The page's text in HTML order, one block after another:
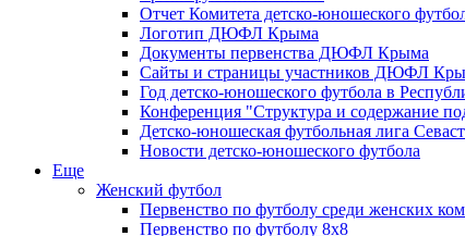
Отчет Комитета детско-юношеского
Логотип ДЮФЛ Крыма
Документы первенства ДЮФЛ Крыма
Сайты и страницы участников ДЮФЛ
Год детско-юношеского футбола в
Конференция "Структура и содержание
Детско-юношеская футбольная лига
Новости детско-юношеского футбола
Еще
Женский футбол
Первенство по футболу среди женских
Первенство по футболу 8х8